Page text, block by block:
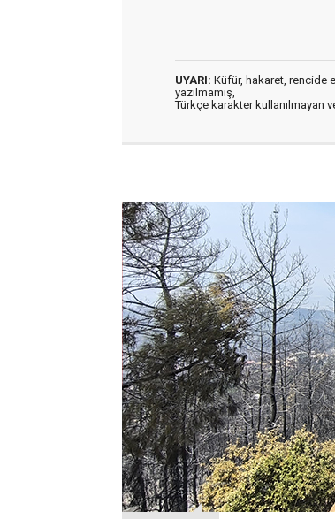
UYARI: Küfür, hakaret, rencide
yazılmamış,
Türkçe karakter kullanılmayan